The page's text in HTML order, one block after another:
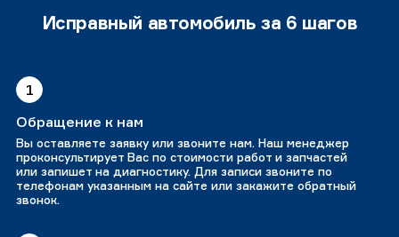
Исправный автомобиль за 6 шагов
1
Обращение к нам
Вы оставляете заявку или звоните нам. Наш менеджер
проконсультирует Вас по стоимости работ и запчастей
или запишет на диагностику. Для записи звоните по
телефонам указанным на сайте или закажите обратный
звонок.